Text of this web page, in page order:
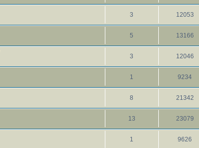
3 12053
5 13166
3 12046
1 9234
8 21342
13 23079
1 9626